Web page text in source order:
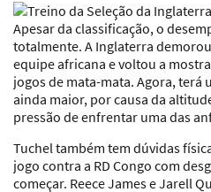
Apesar da classificação, o
totalmente. A Inglaterra
equipe africana e voltou a
jogos de mata-mata. Agora, terá
ainda maior, por causa da
pressão de enfrentar uma das
Tuchel também tem dúvidas
jogo contra a RD Congo com
começar. Reece James e Jarell